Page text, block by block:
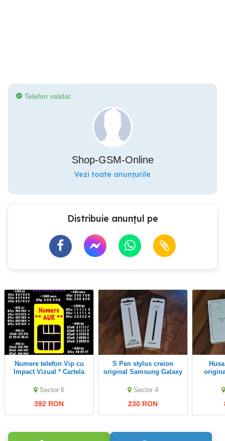
Telefon validat
Shop-GSM-Online
Vezi toate anunțurile
Distribuie anunțul pe
Numere telefon Vip cu
Impact Vizual * Cartela
Sector 6
392 RON
S Pen stylus creion
original Samsung Galaxy
Sector 4
230 RON
Husa transparenta